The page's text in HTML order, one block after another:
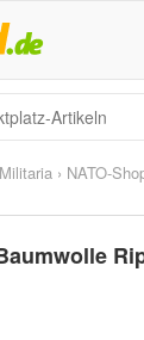
Militaria › NATO-